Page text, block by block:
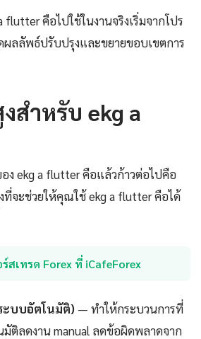
flutter คือไปใช้ในงานจริงเริ่มจากโปร
ลลัพธ์ปรับปรุงและขยายขอบเขตการ
สำหรับ ekg a
ง ekg a flutter คือแล้วก้าวต่อไปคือ
ที่จะช่วยให้คุณใช้ ekg a flutter คือได้
ร์สเทรด Forex ที่ iCafeForex
ะบบอัตโนมัติ) — ทำให้กระบวนการที่
ติลดงาน manual ลดข้อผิดพลาดจาก